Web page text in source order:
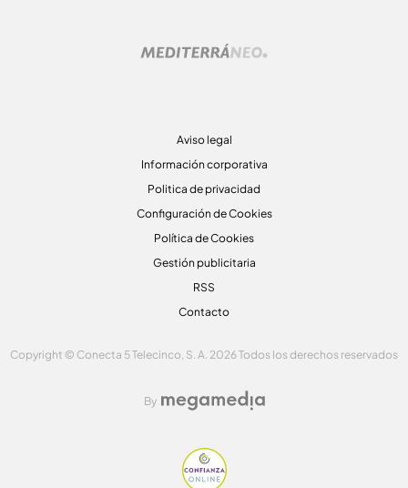
Aviso legal
Información corporativa
Politica de privacidad
Configuración de Cookies
Política de Cookies
Gestión publicitaria
RSS
Contacto
Copyright © Conecta 5 Telecinco, S. A. 2026 Todos los derechos reservados
By